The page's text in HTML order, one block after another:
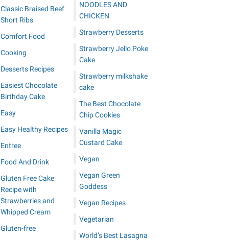
Classic Braised Beef
Short Ribs
Comfort Food
Cooking
Desserts Recipes
Easiest Chocolate
Birthday Cake
Easy
Easy Healthy Recipes
Entree
Food And Drink
Gluten Free Cake
Recipe with
Strawberries and
Whipped Cream
Gluten-free
NOODLES AND
CHICKEN
Strawberry Desserts
Strawberry Jello Poke
Cake
Strawberry milkshake
cake
The Best Chocolate
Chip Cookies
Vanilla Magic
Custard Cake
Vegan
Vegan Green
Goddess
Vegan Recipes
Vegetarian
World’s Best Lasagna